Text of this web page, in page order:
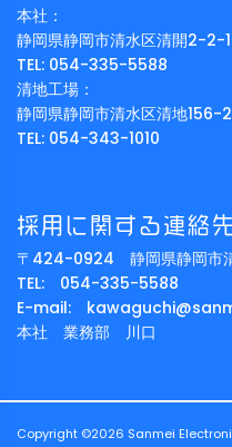
本社：
静岡県静岡市清水区清開2-2-1
TEL: 054-335-5588
清地工場：
静岡県静岡市清水区清地156-2
TEL: 054-343-1010
採用に関する連絡先
〒424-0924 静岡県静岡市
TEL: 054-335-5588
E-mail:
本社 業務部 川口
Copyright ©2026 Sanmei